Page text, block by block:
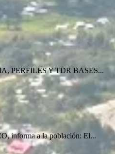
PERFILES Y TDR BASES...
informa a la población: El...